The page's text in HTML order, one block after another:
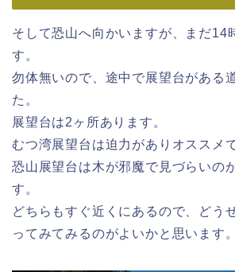
そして恐山へ向かいますが、まだ14
す。
勿体無いので、途中で展望台がある
た。
展望台は2ヶ所あります。
むつ湾展望台は迫力がありオススメ
恐山展望台は木が邪魔で見づらいの
す。
どちらもすぐ近くにあるので、どう
ってみてみるのがよいかと思います。